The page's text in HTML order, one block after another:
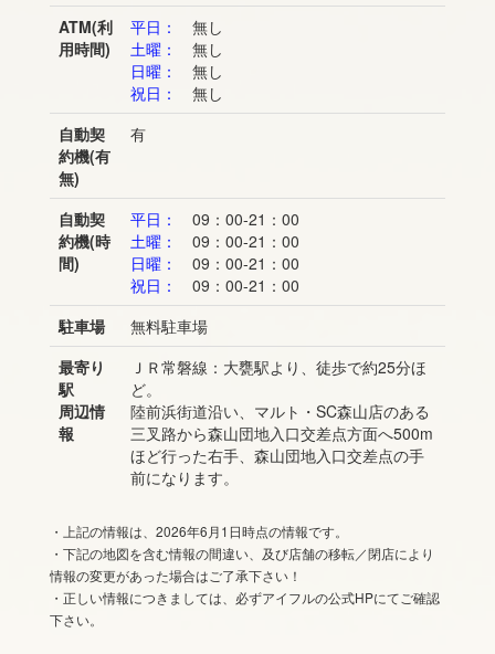
ATM(利
用時間)
平日：
無し
土曜：
無し
日曜：
無し
祝日：
無し
自動契
約機(有
無)
有
自動契
約機(時
間)
平日：
09：00-21：00
土曜：
09：00-21：00
日曜：
09：00-21：00
祝日：
09：00-21：00
駐車場
無料駐車場
最寄り
駅
周辺情
報
ＪＲ常磐線：大甕駅より、徒歩で約25分ほ
ど。
陸前浜街道沿い、マルト・SC森山店のある
三叉路から森山団地入口交差点方面へ500m
ほど行った右手、森山団地入口交差点の手
前になります。
・上記の情報は、2026年6月1日時点の情報です。
・下記の地図を含む情報の間違い、及び店舗の移転／閉店により
情報の変更があった場合はご了承下さい！
・正しい情報につきましては、必ずアイフルの公式HPにてご確認
下さい。